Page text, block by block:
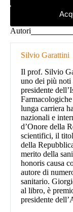
Autori
Silvio Garattini
Il prof. Silvio
uno dei più noti
presidente
lunga carriera
nazionali e
d’Onore della
scientifici, il
della
merito della
honoris causa
autore di
sanitario.
al libro, è
presidente